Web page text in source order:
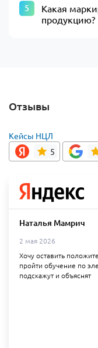
Какая
продукцию?
Отзывы
Кейсы НЦЛ
5
Наталья Мамрич
2 мая 2026
Хочу оставить
пройти обучение по
подскажут и объяснят